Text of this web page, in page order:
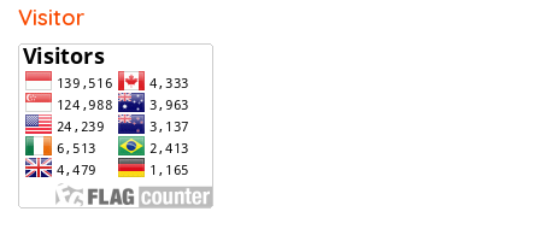
Visitor